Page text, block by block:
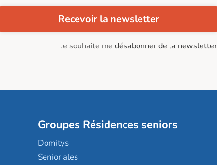
Recevoir la newsletter
Je souhaite me désabonner de la newsletter
Groupes Résidences seniors
Domitys
Senioriales